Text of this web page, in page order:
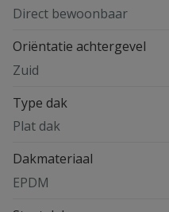
Direct bewoonbaar
Oriëntatie achtergevel
Zuid
Type dak
Plat dak
Dakmateriaal
EPDM